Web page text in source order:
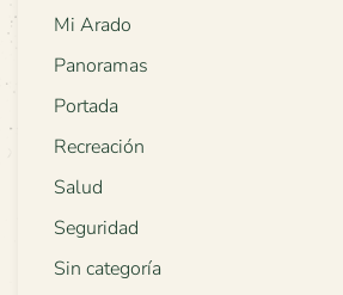
Mi Arado
Panoramas
Portada
Recreación
Salud
Seguridad
Sin categoría